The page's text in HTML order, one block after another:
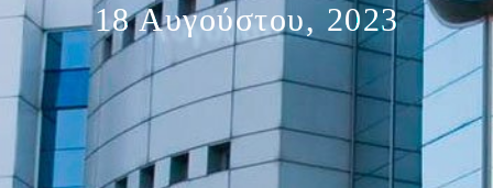
18 Αυγούστου, 2023